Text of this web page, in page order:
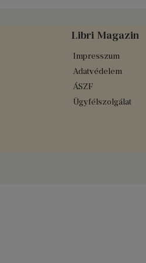
Libri Magazin
Impresszum
Adatvédelem
ÁSZF
Ügyfélszolgálat